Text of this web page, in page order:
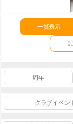
一覧表示
周年
クラブイベン